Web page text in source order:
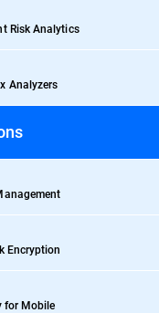
Risk Analytics
Analyzers
Encryption
for Mobile